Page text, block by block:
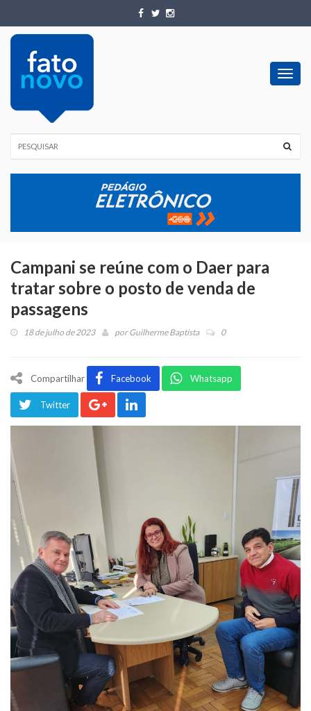
Campani se reúne com o Daer para
tratar sobre o posto de venda de
passagens
18 de julho de 2023 porGuilherme Baptista 0
Compartilhar Facebook Whatsapp
Twitter